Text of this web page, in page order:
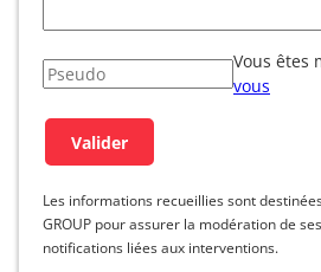
Vous êtes
vous
Les informations recueillies sont
GROUP pour assurer la modération de
notifications liées aux interventions.